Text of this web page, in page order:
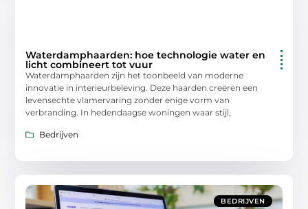
Waterdamphaarden: hoe technologie water en
licht combineert tot vuur
Waterdamphaarden zijn het toonbeeld van moderne
innovatie in interieurbeleving. Deze haarden creëren een
levensechte vlamervaring zonder enige vorm van
verbranding. In hedendaagse woningen waar stijl,
Bedrijven
BEDRIJVEN